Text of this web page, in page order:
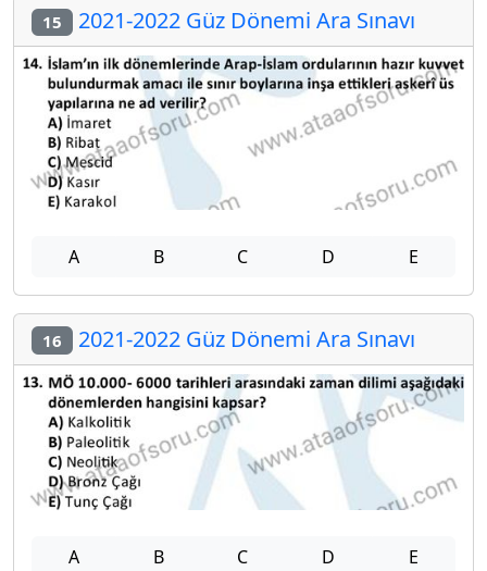
15 2021-2022 Güz Dönemi Ara Sınavı
A B C D E
16 2021-2022 Güz Dönemi Ara Sınavı
A B C D E